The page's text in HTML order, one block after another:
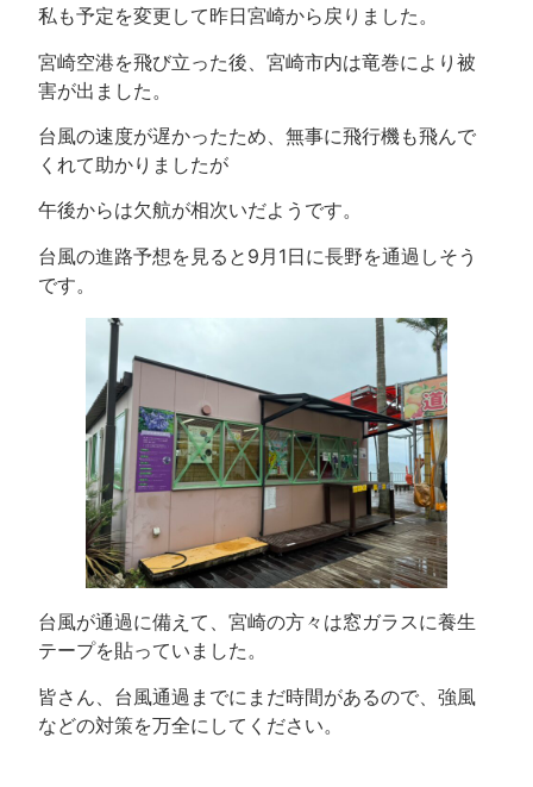
私も予定を変更して昨日宮崎から戻りました。
宮崎空港を飛び立った後、宮崎市内は竜巻により被
害が出ました。
台風の速度が遅かったため、無事に飛行機も飛んで
くれて助かりましたが
午後からは欠航が相次いだようです。
台風の進路予想を見ると9月1日に長野を通過しそう
です。
台風が通過に備えて、宮崎の方々は窓ガラスに養生
テープを貼っていました。
皆さん、台風通過までにまだ時間があるので、強風
などの対策を万全にしてください。